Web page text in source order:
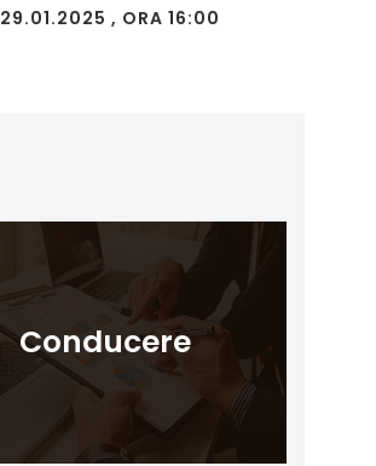
29.01.2025 , ORA 16:00
Conducere